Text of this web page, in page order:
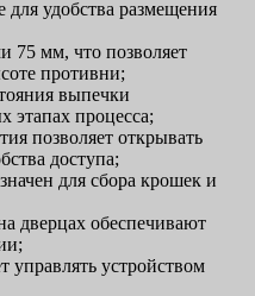
удобства размещения
75 мм, что позволяет
противни;
выпечки
этапах процесса;
позволяет открывать
доступа;
для сбора крошек и
дверцах обеспечивают
управлять устройством